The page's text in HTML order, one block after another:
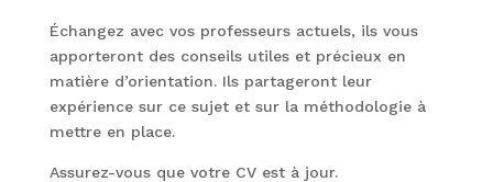
Échangez avec vos professeurs actuels, ils vous
apporteront des conseils utiles et précieux en
matière d’orientation. Ils partageront leur
expérience sur ce sujet et sur la méthodologie à
mettre en place.
Assurez-vous que votre CV est à jour.